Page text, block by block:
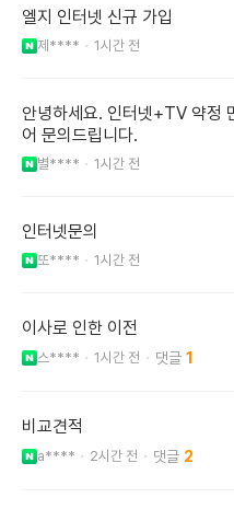
엘지 인터넷 신규 가입
제**** 1시간 전
안녕하세요. 인터넷+TV 약정
어 문의드립니다.
별**** 1시간 전
인터넷문의
또**** 1시간 전
이사로 인한 이전
스**** 1시간 전 1
비교견적
a**** 2시간 전 2